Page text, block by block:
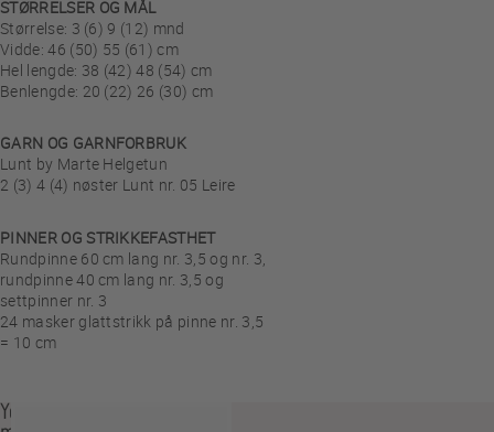
STØRRELSER OG MÅL
Størrelse: 3 (6) 9 (12) mnd
Vidde: 46 (50) 55 (61) cm
Hel lengde: 38 (42) 48 (54) cm
Benlengde: 20 (22) 26 (30) cm
GARN OG GARNFORBRUK
Lunt by Marte Helgetun
2 (3) 4 (4) nøster Lunt nr. 05 Leire
PINNER OG STRIKKEFASTHET
Rundpinne 60 cm lang nr. 3,5 og nr. 3,
rundpinne 40 cm lang nr. 3,5 og
settpinner nr. 3
24 masker glattstrikk på pinne nr. 3,5
= 10 cm
You